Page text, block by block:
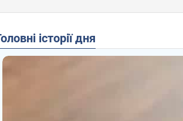
Головні історії дня